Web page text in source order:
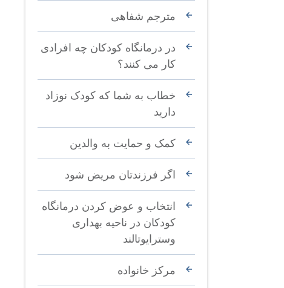
مترجم شفاهی
در درمانگاه کودکان چه افرادی
کار می کنند؟
خطاب به شما که کودک نوزاد
دارید
کمک و حمایت به والدین
اگر فرزندتان مریض شود
انتخاب و عوض کردن درمانگاه
کودکان در ناحیه بهداری
وسترایوتالند
مرکز خانواده